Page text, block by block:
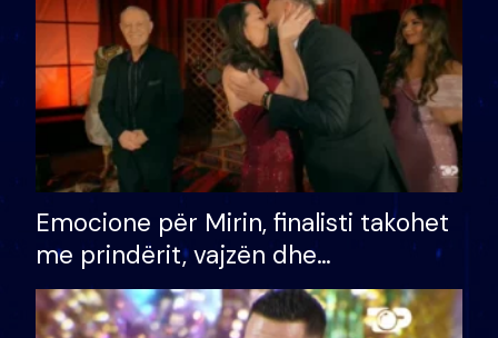
Emocione për Mirin, finalisti takohet
me prindërit, vajzën dhe
bashkëshorten: S’kemi ndonjë letër
divorci apo jo?